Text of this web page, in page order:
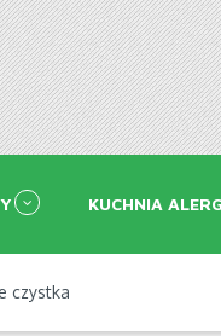
KUCHNIA
czystka